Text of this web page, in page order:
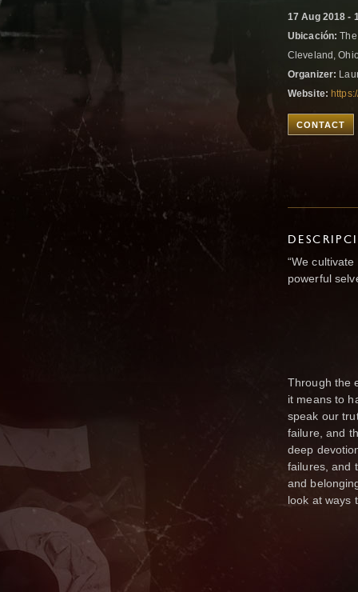
17 Aug 2018 -
Ubicación:
Cleveland,
Organizer:
Website:
CONTACT
“We
powerful
Through the
it means to
speak our
failure, and
deep
failures, and
and
look at ways